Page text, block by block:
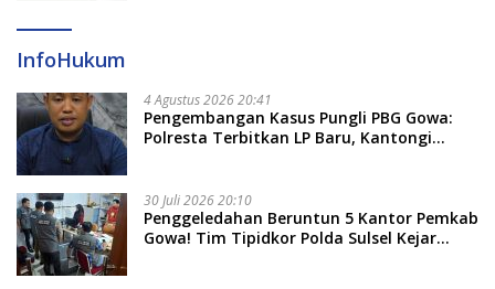
InfoHukum
4 Agustus 2026 20:41
Pengembangan Kasus Pungli PBG Gowa:
Polresta Terbitkan LP Baru, Kantongi
30 Juli 2026 20:10
Penggeledahan Beruntun 5 Kantor Pemkab
Gowa! Tim Tipidkor Polda Sulsel Kejar